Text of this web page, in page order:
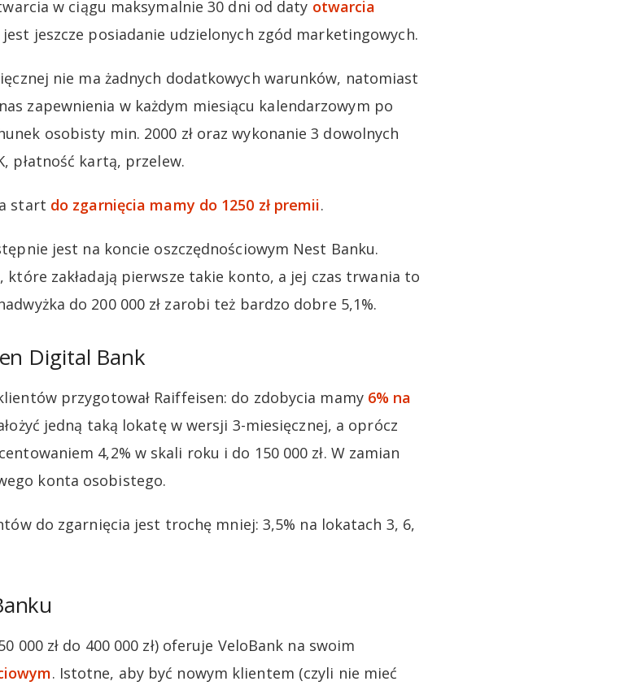
w ciągu maksymalnie 30 dni od daty otwarcia
jest jeszcze posiadanie udzielonych zgód marketingowych.
nie ma żadnych dodatkowych warunków, natomiast
zapewnienia w każdym miesiącu kalendarzowym po
osobisty min. 2000 zł oraz wykonanie 3 dowolnych
płatność kartą, przelew.
start do zgarnięcia mamy do 1250 zł premii.
jest na koncie oszczędnościowym Nest Banku.
zakładają pierwsze takie konto, a jej czas trwania to
do 200 000 zł zarobi też bardzo dobre 5,1%.
Digital Bank
przygotował Raiffeisen: do zdobycia mamy 6% na
jedną taką lokatę w wersji 3-miesięcznej, a oprócz
4,2% w skali roku i do 150 000 zł. W zamian
konta osobistego.
do zgarnięcia jest trochę mniej: 3,5% na lokatach 3, 6,
000 zł do 400 000 zł) oferuje VeloBank na swoim
. Istotne, aby być nowym klientem (czyli nie mieć